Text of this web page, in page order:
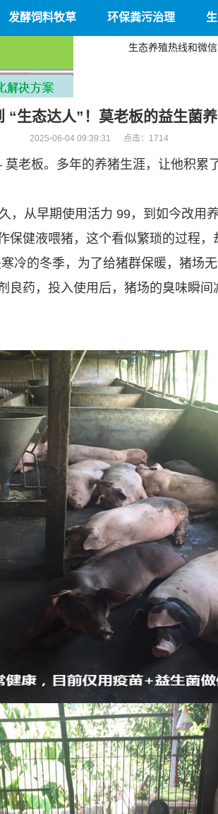
发酵饲料牧草 环保粪污治理
生态养殖热线和微信
“生态达人”！莫老板的益生菌
2025-06-04 09:39:31 点击： 1714
老板。多年的养猪生涯，让他积累
，从早期使用活力 99，到如今改用
保健液喂猪，这个看似繁琐的过程
冷的冬季，为了给猪群保暖，猪场
药，投入使用后，猪场的臭味瞬